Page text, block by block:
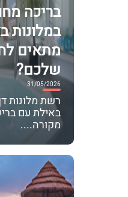
בריכה
במלונות
מתאים
שלכם?
31/05/2026
באילת עם
מקורה....